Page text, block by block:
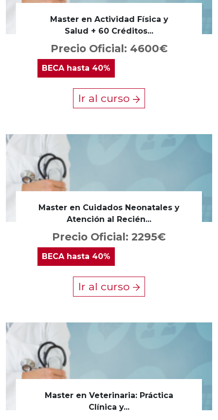
Master en Actividad Física y
Salud + 60 Créditos...
Precio Oficial: 4600€
BECAhasta 40%
Ir al curso
Master en Cuidados Neonatales y
Atención al Recién...
Precio Oficial: 2295€
BECA hasta 40%
Ir al curso
Master en Veterinaria: Práctica
Clínica y...